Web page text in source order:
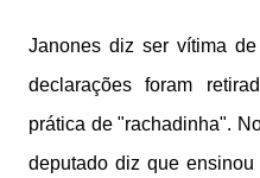
Janones diz ser vítima
declarações foram
prática de "rachadinha".
deputado diz que